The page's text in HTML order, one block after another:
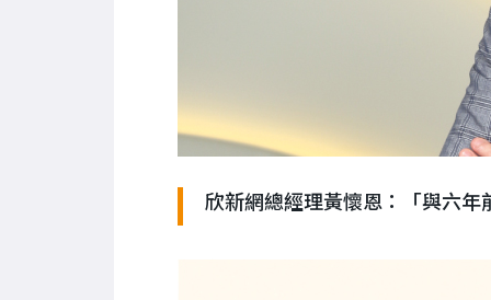
欣新網總經理黃懷恩：「與六